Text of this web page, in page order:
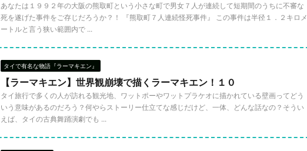
あなたは１９９２年の大阪の熊取町という小さな町で男女７人が連続して短期間のうちに不審な
死を遂げた事件をご存じだろうか？！ 『熊取町７人連続怪死事件』 この事件は半径１．２キロメ
ートルと言う狭い範囲内で ...
タイで有名な物語『ラーマキエン』
【ラーマキエン】世界観崩壊で描くラーマキエン！１０
タイ旅行で多くの人が訪れる観光地、ワットポーやワットプラケオに描かれている壁画ってどう
いう意味があるのだろう？何やらストーリー仕立てな感じだけど、一体、どんな話なの？そうい
えば、タイの古典舞踊演劇でも ...